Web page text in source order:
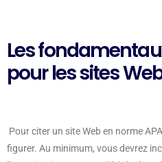
Les
pour les sites
Pour citer un site Web en norme
figurer. Au minimum, vous devrez